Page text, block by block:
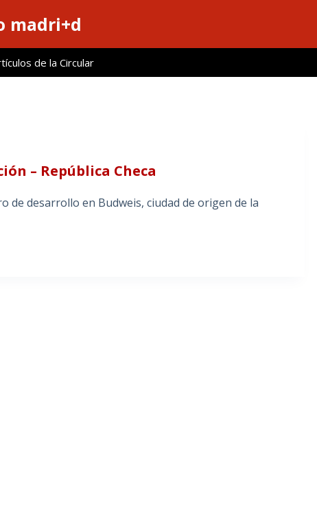
madri+d
de la Circular
– República Checa
de desarrollo en Budweis, ciudad de origen de la